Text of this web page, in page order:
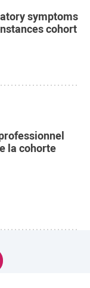
symptoms
cohort
la cohorte